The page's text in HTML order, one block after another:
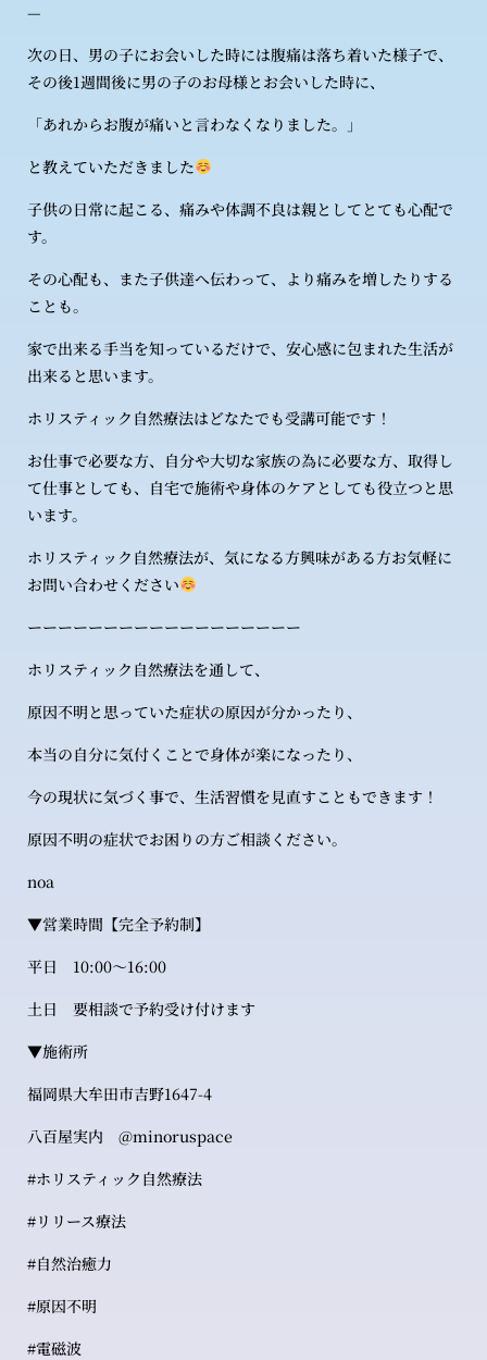
—
次の日、男の子にお会いした時には腹痛は落ち着いた様子で、
その後1週間後に男の子のお母様とお会いした時に、
「あれからお腹が痛いと言わなくなりました。」
と教えていただきました
子供の日常に起こる、痛みや体調不良は親としてとても心配で
す。
その心配も、また子供達へ伝わって、より痛みを増したりする
ことも。
家で出来る手当を知っているだけで、安心感に包まれた生活が
出来ると思います。
ホリスティック自然療法はどなたでも受講可能です！
お仕事で必要な方、自分や大切な家族の為に必要な方、取得し
て仕事としても、自宅で施術や身体のケアとしても役立つと思
います。
ホリスティック自然療法が、気になる方興味がある方お気軽に
お問い合わせください
ーーーーーーーーーーーーーーーーーー
ホリスティック自然療法を通して、
原因不明と思っていた症状の原因が分かったり、
本当の自分に気付くことで身体が楽になったり、
今の現状に気づく事で、生活習慣を見直すこともできます！
原因不明の症状でお困りの方ご相談ください。
noa
▼営業時間【完全予約制】
平日 10:00〜16:00
土日 要相談で予約受け付けます
▼施術所
福岡県大牟田市吉野1647-4
八百屋実内 @minoruspace
#ホリスティック自然療法
#リリース療法
#自然治癒力
#原因不明
#電磁波